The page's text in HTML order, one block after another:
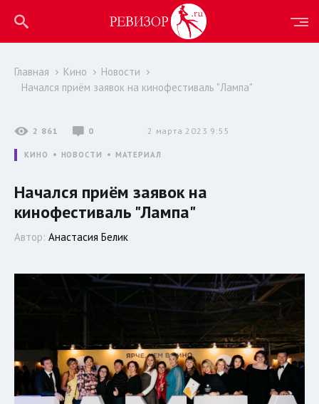
Главная Кино
Новости
Начался приём заявок на кинофестиваль "Лампа"
2 861 0 2 марта 2023 9:55
КИНО НОВОСТИ МАТЕРИАЛ
Начался приём заявок на
кинофестиваль "Лампа"
Автор: Анастасия Белик